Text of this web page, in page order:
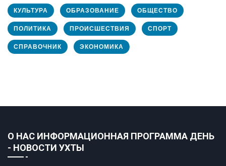
КУЛЬТУРА ОБРАЗОВАНИЕ ОБЩЕСТВО
ПОЛИТИКА ПРОИСШЕСТВИЯ СПОРТ
СПРАВОЧНИК ЭКОНОМИКА
О НАС ИНФОРМАЦИОННАЯ ПРОГРАММА ДЕНЬ
- НОВОСТИ УХТЫ